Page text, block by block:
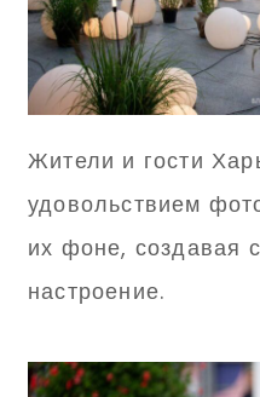
Жители и гости
удовольствием
их фоне, создавая
настроение.